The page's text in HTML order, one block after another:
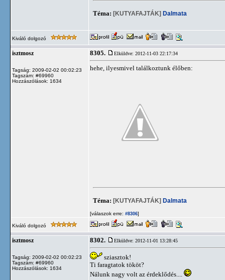
Téma: [KUTYAFAJTÁK] Dalmata
Kiváló dolgozó
isztmosz
Tagság: 2009-02-02 00:02:23
Tagszám: #69960
Hozzászólások: 1634
8305. Elküldve: 2012-11-03 22:17:34
hehe, ilyesmivel találkoztunk élőben:
Téma: [KUTYAFAJTÁK] Dalmata
[válaszok erre: #8306]
Kiváló dolgozó
isztmosz
Tagság: 2009-02-02 00:02:23
Tagszám: #69960
Hozzászólások: 1634
8302. Elküldve: 2012-11-01 13:28:45
sziasztok!
Ti faragtatok tököt?
Nálunk nagy volt az érdeklődés....